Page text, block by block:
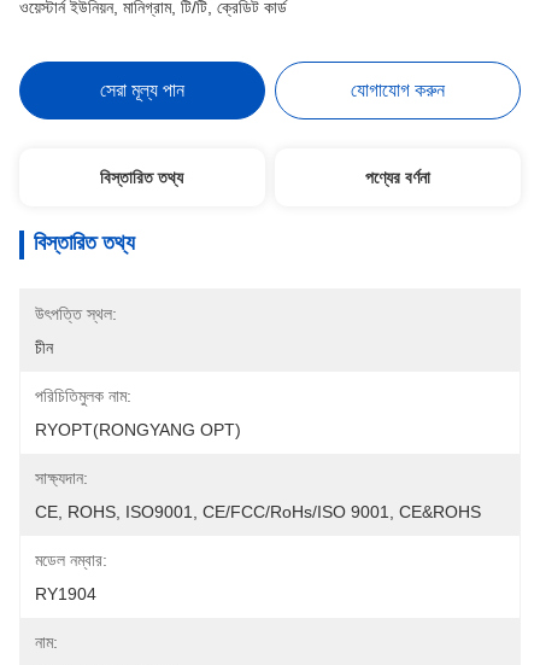
ওয়েস্টার্ন ইউনিয়ন, মানিগ্রাম, টি/টি, ক্রেডিট কার্ড
সেরা মূল্য পান যোগাযোগ করুন
বিস্তারিত তথ্য পণ্যের বর্ণনা
বিস্তারিত তথ্য
উৎপত্তি স্থল:
চীন
পরিচিতিমুলক নাম:
RYOPT(RONGYANG OPT)
সাক্ষ্যদান:
CE, ROHS, ISO9001, CE/FCC/RoHs/ISO 9001, CE&ROHS
মডেল নম্বার:
RY1904
নাম: